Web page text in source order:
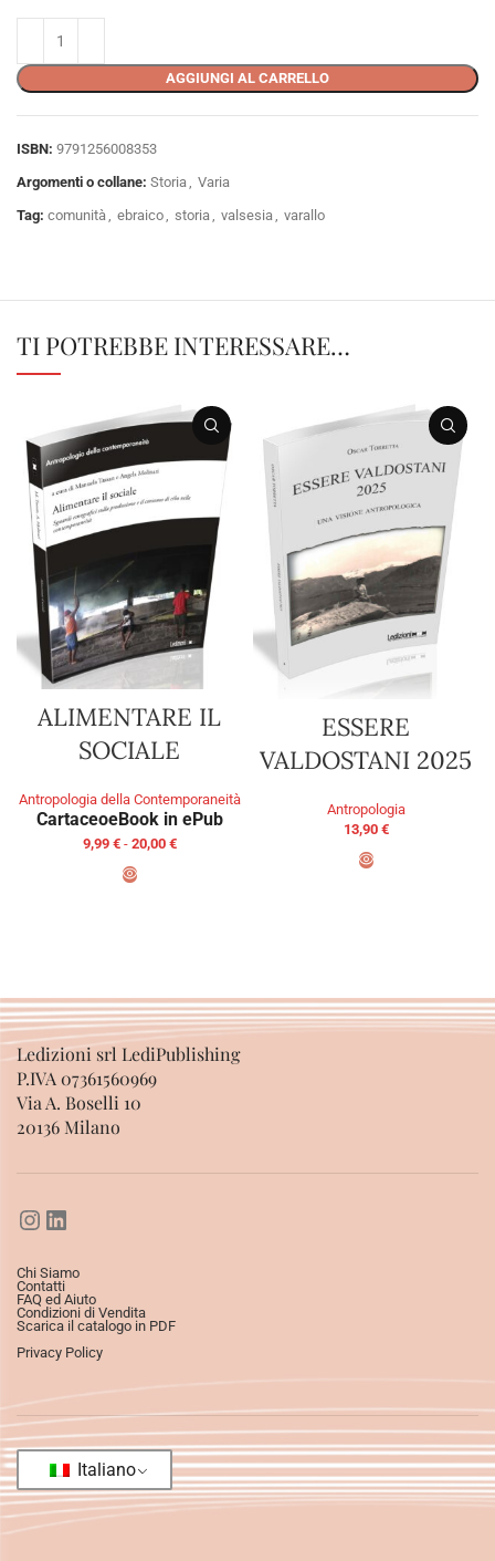
AGGIUNGI AL CARRELLO
ISBN: 9791256008353
Argomenti o collane: Storia, Varia
Tag: comunità, ebraico, storia, valsesia, varallo
TI POTREBBE INTERESSARE…
ALIMENTARE IL
SOCIALE
Antropologia della Contemporaneità
CartaceoeBook in ePub
9,99 € - 20,00 €
ESSERE
VALDOSTANI 2025
Antropologia
13,90 €
Ledizioni srl LediPublishing
P.IVA 07361560969
Via A. Boselli 10
20136 Milano
Chi Siamo
Contatti
FAQ ed Aiuto
Condizioni di Vendita
Scarica il catalogo in PDF
Privacy Policy
Italiano